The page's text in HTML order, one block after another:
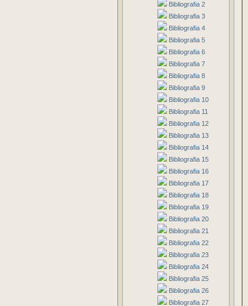
Bibliografia 2
Bibliografia 3
Bibliografia 4
Bibliografia 5
Bibliografia 6
Bibliografia 7
Bibliografia 8
Bibliografia 9
Bibliografia 10
Bibliografia 11
Bibliografia 12
Bibliografia 13
Bibliografia 14
Bibliografia 15
Bibliografia 16
Bibliografia 17
Bibliografia 18
Bibliografia 19
Bibliografia 20
Bibliografia 21
Bibliografia 22
Bibliografia 23
Bibliografia 24
Bibliografia 25
Bibliografia 26
Bibliografia 27